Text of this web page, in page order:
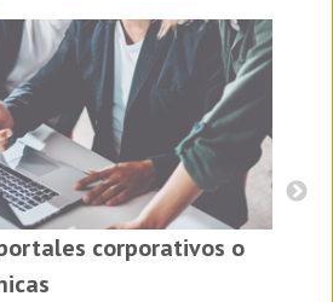
corporativos o